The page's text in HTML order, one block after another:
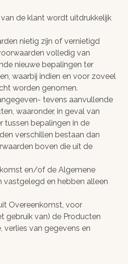
de klant wordt uitdrukkelijk
nietig zijn of vernietigd
volledig van
nieuwe bepalingen ter
waarbij indien en voor zoveel
worden genomen.
tevens aanvullende
waaronder, in geval van
tussen bepalingen in de
verschillen bestaan dan
boven die uit de
en/of de Algemene
vastgelegd en hebben alleen
Overeenkomst, voor
gebruik van) de Producten
verlies van gegevens en